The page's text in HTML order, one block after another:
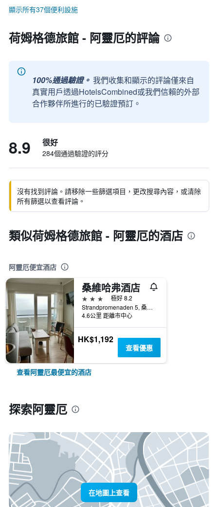
顯示所有37個便利設施
荷姆格德旅館 - 阿靈厄的評論
100%通過驗證。 我們收集和顯示的評論僅來自
真實用戶透過HotelsCombined或我們信賴的外部
合作夥伴所進行的已驗證預訂。
8.9 很好
284個通過驗證的評分
沒有找到評論。請移除一些篩選項目，更改搜尋內容，或清除
所有篩選以查看評論。
類似荷姆格德旅館 - 阿靈厄的酒店
阿靈厄便宜酒店
桑維哈弗酒店
3星級
極好 8.2
Strandpromenaden 5, 桑維阿靈厄, 首都大區, 丹麥
4.6公里 距離市中心
HK$1,192
查看優惠
查看阿靈厄最便宜的酒店
探索阿靈厄
在地圖上查看